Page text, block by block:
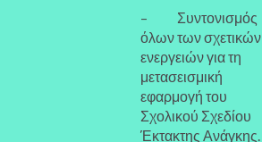
– Συντονισμός
όλων των σχετικών
ενεργειών για τη
μετασεισμική
εφαρμογή του
Σχολικού Σχεδίου
Έκτακτης Ανάγκης.